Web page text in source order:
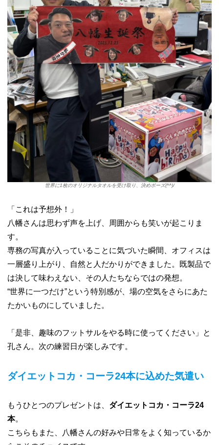
世界に1枚のオリジナルタオルを受け取り、決めポーズ(^^)/
「これは予想外！」
八幡さんは思わず声を上げ、周囲からも笑いが起こりま
す。
専務の写真が入っていることに気づいた瞬間、オフィスは
一層盛り上がり、自然と人だかりができました。既製品で
は決して味わえない、その人たちならではの発想。
“世界に一つだけ”という特別感が、場の空気をさらにあた
たかいものにしていました。
「是非、趣味のフットサルをやる時に使ってください」と
孔さん。次の練習日が楽しみです。
ダイエットコカ・コーラ24本に込めた気遣い
もうひとつのプレゼントは、 ダイエットコカ・コーラ24
本。
こちらもまた、八幡さんの好みや日常をよく知っているか